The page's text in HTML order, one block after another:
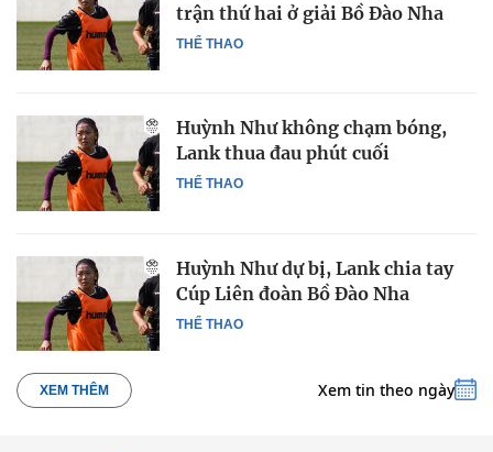
THỂ THAO
trận thứ hai ở giải Bồ Đào Nha
THỂ THAO
Huỳnh Như không chạm bóng,
Lank thua đau phút cuối
THỂ THAO
Huỳnh Như dự bị, Lank chia tay
Cúp Liên đoàn Bồ Đào Nha
XEM THÊM Xem tin theo ngày